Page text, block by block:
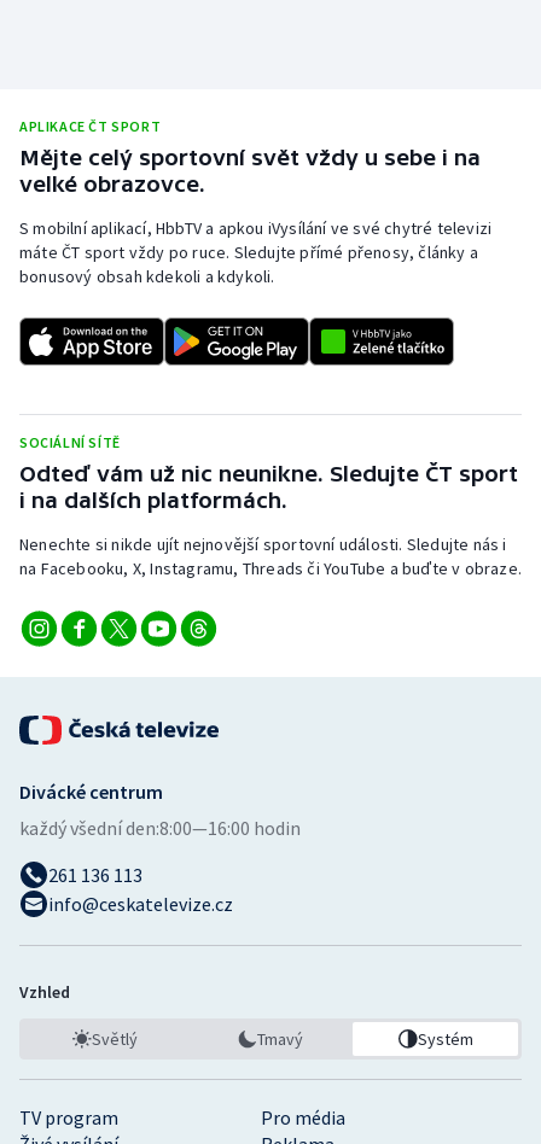
Triatlon
Veslování
Vodní slalom
Volejbal
Ostatní
APLIKACE ČT SPORT
Mějte celý sportovní svět vždy u sebe i na
velké obrazovce.
S mobilní aplikací, HbbTV a apkou iVysílání ve své chytré televizi
máte ČT sport vždy po ruce. Sledujte přímé přenosy, články a
bonusový obsah kdekoli a kdykoli.
SOCIÁLNÍ SÍTĚ
Odteď vám už nic neunikne. Sledujte ČT sport
i na dalších platformách.
Nenechte si nikde ujít nejnovější sportovní události. Sledujte nás i
na Facebooku, X, Instagramu, Threads či YouTube a buďte v obraze.
TV program
Pro média
Divácké centrum
každý všední den:8:00—16:00 hodin
261 136 113
info@ceskatelevize.cz
Vzhled
Světlý Tmavý Systém